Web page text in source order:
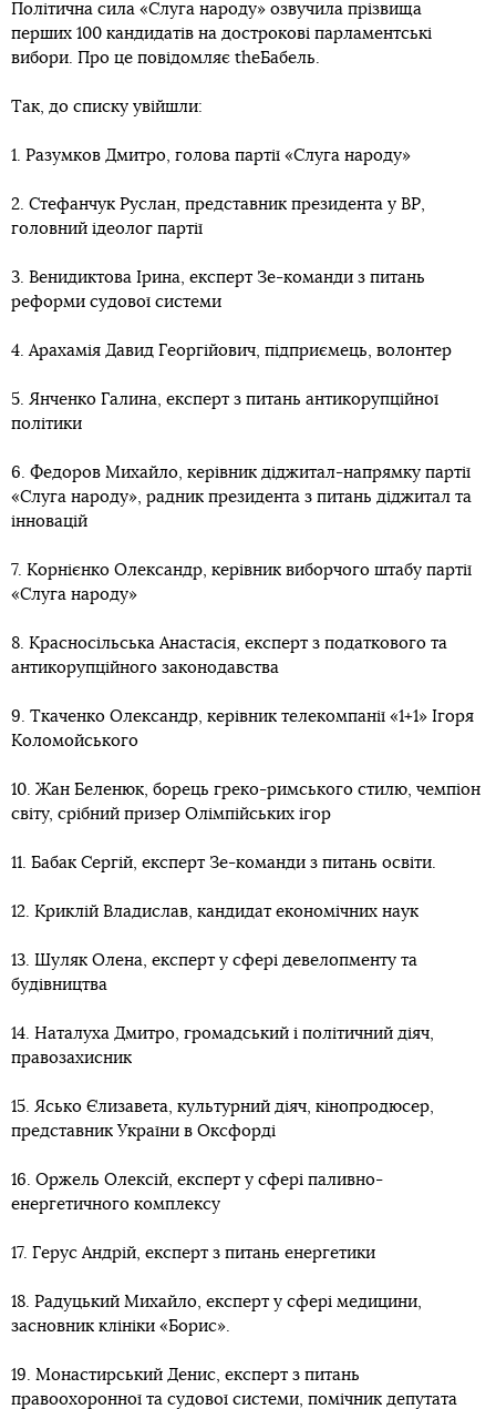
Політична сила «Слуга народу» озвучила прізвища
перших 100 кандидатів на дострокові парламентські
вибори. Про це повідомляє theБабель.
Так, до списку увійшли:
1. Разумков Дмитро, голова партії «Слуга народу»
2. Стефанчук Руслан, представник президента у ВР,
головний ідеолог партії
3. Венидиктова Ірина, експерт Зе-команди з питань
реформи судової системи
4. Арахамія Давид Георгійович, підприємець, волонтер
5. Янченко Галина, експерт з питань антикорупційної
політики
6. Федоров Михайло, керівник діджитал-напрямку партії
«Слуга народу», радник президента з питань діджитал та
інновацій
7. Корнієнко Олександр, керівник виборчого штабу партії
«Слуга народу»
8. Красносільська Анастасія, експерт з податкового та
антикорупційного законодавства
9. Ткаченко Олександр, керівник телекомпанії «1+1» Ігоря
Коломойського
10. Жан Беленюк, борець греко-римського стилю, чемпіон
світу, срібний призер Олімпійських ігор
11. Бабак Сергій, експерт Зе-команди з питань освіти.
12. Криклій Владислав, кандидат економічних наук
13. Шуляк Олена, експерт у сфері девелопменту та
будівництва
14. Наталуха Дмитро, громадський і політичний діяч,
правозахисник
15. Ясько Єлизавета, культурний діяч, кінопродюсер,
представник України в Оксфорді
16. Оржель Олексій, експерт у сфері паливно-
енергетичного комплексу
17. Герус Андрій, експерт з питань енергетики
18. Радуцький Михайло, експерт у сфері медицини,
засновник клініки «Борис».
19. Монастирський Денис, експерт з питань
правоохоронної та судової системи, помічник депутата